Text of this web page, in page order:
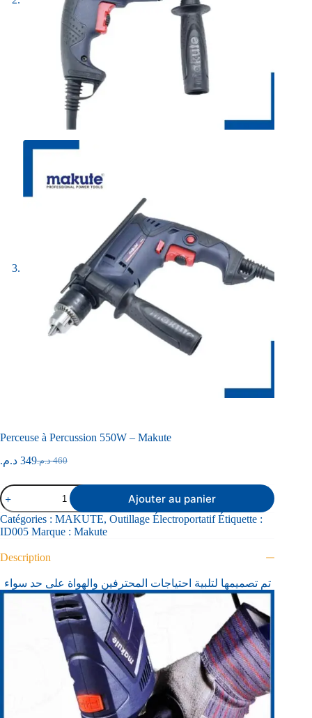
Perceuse à Percussion 550W – Makute
460 د.م.349 د.م.
Ajouter au panier
Catégories : MAKUTE, Outillage Électroportatif Étiquette :
ID005 Marque : Makute
Description
تم تصميمها لتلبية احتياجات المحترفين والهواة على حد سواء